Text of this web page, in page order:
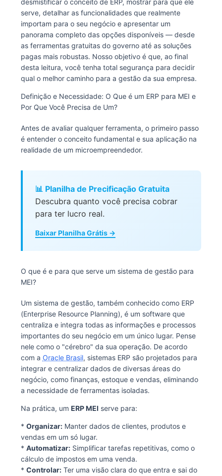
desmistificar o conceito de ERP, mostrar para que ele
serve, detalhar as funcionalidades que realmente
importam para o seu negócio e apresentar um
panorama completo das opções disponíveis — desde
as ferramentas gratuitas do governo até as soluções
pagas mais robustas. Nosso objetivo é que, ao final
desta leitura, você tenha total segurança para decidir
qual o melhor caminho para a gestão da sua empresa.
Definição e Necessidade: O Que é um ERP para MEI e
Por Que Você Precisa de Um?
Antes de avaliar qualquer ferramenta, o primeiro passo
é entender o conceito fundamental e sua aplicação na
realidade de um microempreendedor.
📊 Planilha de Precificação Gratuita
Descubra quanto você precisa cobrar
para ter lucro real.
Baixar Planilha Grátis →
O que é e para que serve um sistema de gestão para
MEI?
Um sistema de gestão, também conhecido como ERP
(Enterprise Resource Planning), é um software que
centraliza e integra todas as informações e processos
importantes do seu negócio em um único lugar. Pense
nele como o "cérebro" da sua operação. De acordo
com a Oracle Brasil, sistemas ERP são projetados para
integrar e centralizar dados de diversas áreas do
negócio, como finanças, estoque e vendas, eliminando
a necessidade de ferramentas isoladas.
Na prática, um ERP MEI serve para:
* Organizar:Manter dados de clientes, produtos e
vendas em um só lugar.
* Automatizar:Simplificar tarefas repetitivas, como o
cálculo de impostos em uma venda.
* Controlar:Ter uma visão clara do que entra e sai do